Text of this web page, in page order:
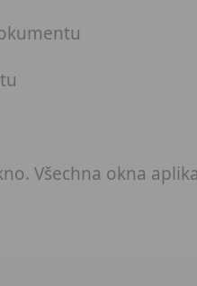
Všechna okna